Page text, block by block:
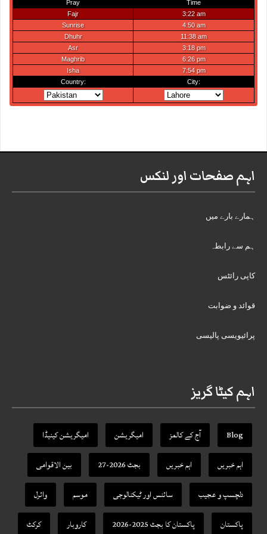
اہم صفحات اور لنکس
ہمارے بارے میں
ہم سے رابطہ
کاپی رائٹس
قوائد و ضوابت
پرائیویسی پالیسی
اہم کیٹا گریز
Blog آج کے کالمز امیگریشن
امیگریشن کینیڈا
اہم خبریں
اہم خبریں بجٹ 2026-27
بین الاقوامی
دلچسپ و عجیب
سائنس اور ٹیکنالوجی موسم
وائرل
پاکستان
پاکستان کا بجٹ 2025-2026 کاروبار کرکٹ